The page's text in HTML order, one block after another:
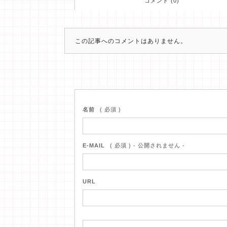
この記事へのコメントはありません。
名前 ( 必須 )
E-MAIL ( 必須 ) - 公開されません -
URL